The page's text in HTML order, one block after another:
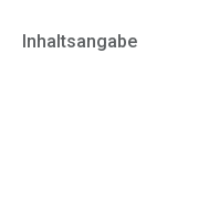
Inhaltsangabe